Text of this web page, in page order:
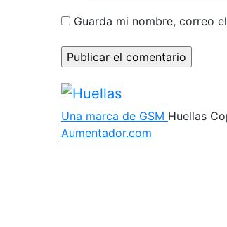
Guarda mi nombre, correo
Una marca de GSM Huellas
Aumentador.com